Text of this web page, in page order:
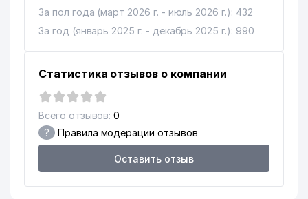
За пол года (март 2026 г. - июль 2026 г.): 432
За год (январь 2025 г. - декабрь 2025 г.): 990
Статистика отзывов о компании
Всего отзывов: 0
? Правила модерации отзывов
Оставить отзыв